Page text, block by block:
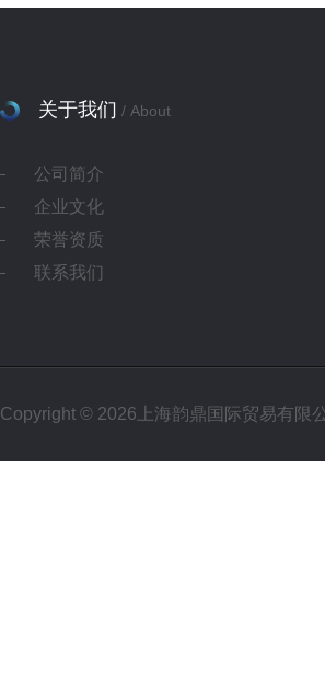
关于我们 / About
公司简介
企业文化
荣誉资质
联系我们
Copyright © 2026上海韵鼎国际贸易有限